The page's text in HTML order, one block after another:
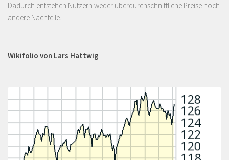
Dadurch entstehen Nutzern weder überdurchschnittliche Preise noch
andere Nachteile.
Wikifolio von Lars Hattwig